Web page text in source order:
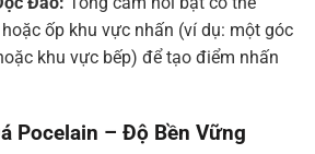
ốp khu vực nhấn (ví dụ: một góc
khu vực bếp) để tạo điểm nhấn
Pocelain – Độ Bền Vững